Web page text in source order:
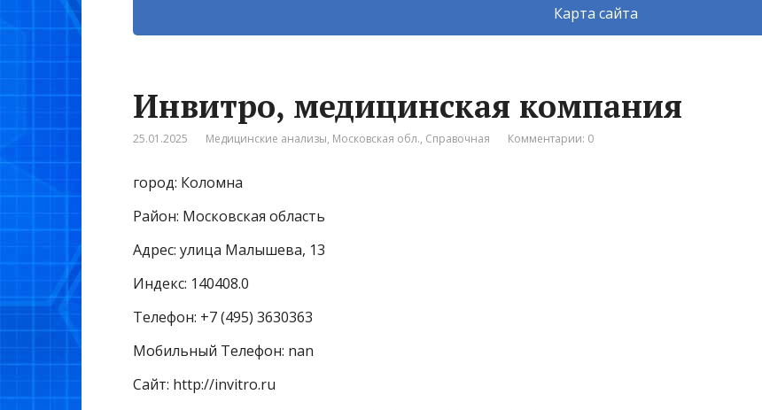
Карта сайта
Инвитро, медицинская компания
25.01.2025 Медицинские анализы, Московская обл., Справочная Комментарии: 0
город: Коломна
Район: Московская область
Адрес: улица Малышева, 13
Индекс: 140408.0
Телефон: +7 (495) 3630363
Мобильный Телефон: nan
Сайт: http://invitro.ru